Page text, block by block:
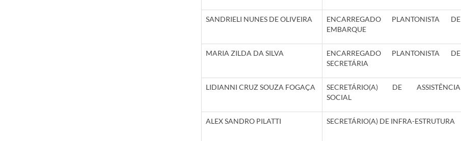
SANDRIELI NUNES DE OLIVEIRA
ENCARREGADO PLANTONISTA DE
EMBARQUE
MARIA ZILDA DA SILVA
ENCARREGADO PLANTONISTA DE
SECRETÁRIA
LIDIANNI CRUZ SOUZA FOGAÇA
SECRETÁRIO(A) DE ASSISTÊNCIA
SOCIAL
ALEX SANDRO PILATTI SECRETÁRIO(A) DE INFRA-ESTRUTURA